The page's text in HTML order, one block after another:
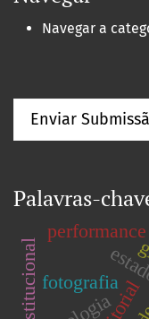
Navegar a
Enviar
Palavras-
fotografia
performance